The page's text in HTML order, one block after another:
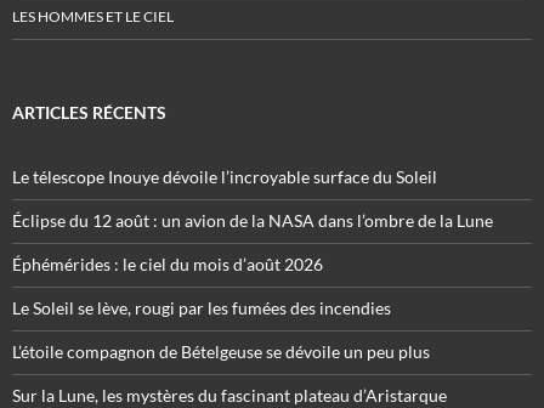
LES HOMMES ET LE CIEL
ARTICLES RÉCENTS
Le télescope Inouye dévoile l’incroyable surface du Soleil
Éclipse du 12 août : un avion de la NASA dans l’ombre de la Lune
Éphémérides : le ciel du mois d’août 2026
Le Soleil se lève, rougi par les fumées des incendies
L’étoile compagnon de Bételgeuse se dévoile un peu plus
Sur la Lune, les mystères du fascinant plateau d’Aristarque